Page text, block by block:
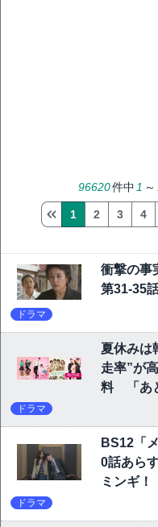
96620件中 1 ～
1 2 3 4
衝撃の事
第31-35
ドラマ
夏休みは
走率”が
料 「あ
ドラマ
BS12「
0話あら
ミンギ！
ドラマ